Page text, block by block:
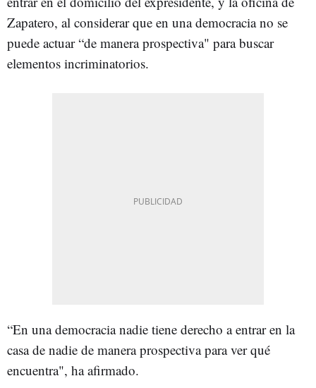
Zapatero, al considerar que en una democracia no se
puede actuar “de manera prospectiva" para buscar
elementos incriminatorios.
“En una democracia nadie tiene derecho a entrar en la
casa de nadie de manera prospectiva para ver qué
encuentra", ha afirmado.